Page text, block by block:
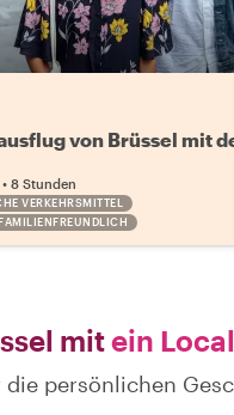
von Brüssel mit
• 8 Stunden
VERKEHRSMITTEL
mitein
die persönlichen